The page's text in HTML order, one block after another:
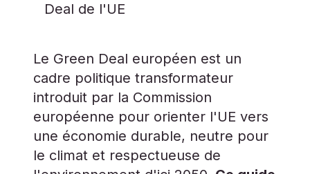
Deal de l'UE
Le Green Deal européen est un
cadre politique transformateur
introduit par la Commission
européenne pour orienter l'UE vers
une économie durable, neutre pour
le climat et respectueuse de